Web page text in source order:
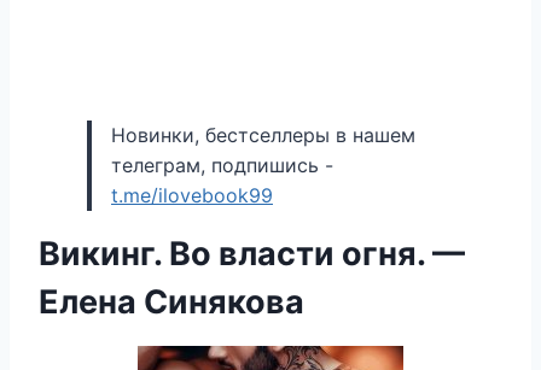
Новинки, бестселлеры в нашем
телеграм, подпишись -
t.me/ilovebook99
Викинг. Во власти огня. —
Елена Синякова